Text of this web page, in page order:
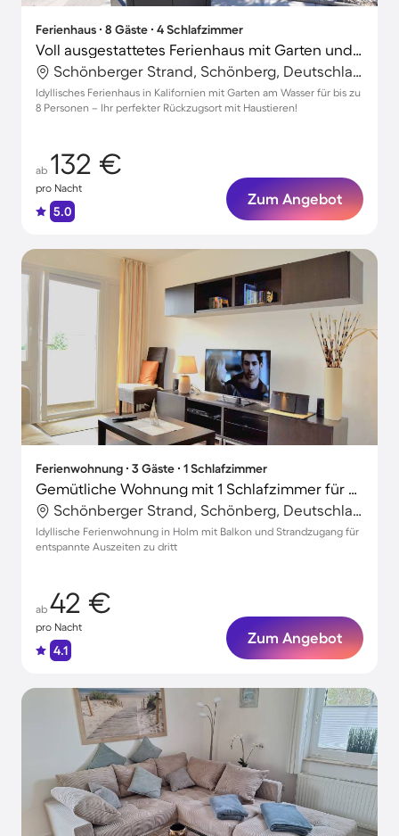
Ferienhaus ∙ 8 Gäste ∙ 4 Schlafzimmer
Voll ausgestattetes Ferienhaus mit Garten und Grill | Neben dem Strand | Haustierfreundlich
Schönberger Strand, Schönberg, Deutschland
Idyllisches Ferienhaus in Kalifornien mit Garten am Wasser für bis zu
8 Personen – Ihr perfekter Rückzugsort mit Haustieren!
ab 132 €
pro Nacht
5.0
Zum Angebot
Ferienwohnung ∙ 3 Gäste ∙ 1 Schlafzimmer
Gemütliche Wohnung mit 1 Schlafzimmer für 3 Personen
Schönberger Strand, Schönberg, Deutschland
Idyllische Ferienwohnung in Holm mit Balkon und Strandzugang für
entspannte Auszeiten zu dritt
ab 42 €
pro Nacht
4.1
Zum Angebot